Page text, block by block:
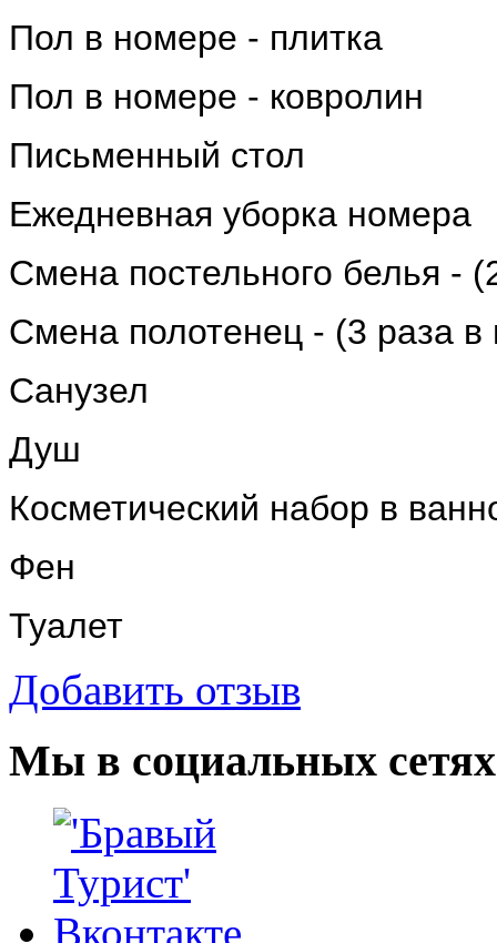
Пол в номере - плитка
Пол в номере - ковролин
Письменный стол
Ежедневная уборка номера
Cмена постельного белья -
Смена полотенец - (3 раза
Санузел
Душ
Косметический набор в
Фен
Туалет
Добавить отзыв
Мы в социальных сетях